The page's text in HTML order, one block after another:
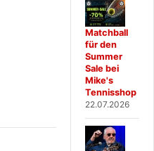
Matchball
für den
Summer
Sale bei
Mike's
Tennisshop
22.07.2026